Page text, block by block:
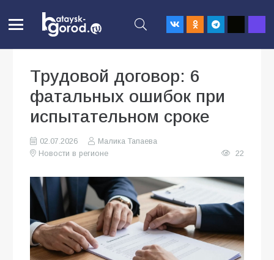
Трудовой договор: 6
фатальных ошибок при
испытательном сроке
02.07.2026
Малика Тапаева
Новости в регионе
22